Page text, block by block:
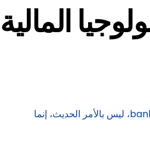
المالية
ظهور تكنولوجيا الرقمنة وتطبيقها في قطاع الخدمات المالية digital transformation in financial services، وعلى الأخص في الخدمات المصرفية banking services، ليس بالأمر الحديث، إنما